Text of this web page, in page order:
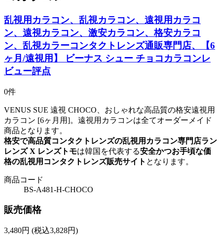
乱視用カラコン、乱視カラコン、遠視用カラコ
ン、遠視カラコン、激安カラコン、格安カラコ
ン、乱視カラーコンタクトレンズ通販専門店、【6
ヶ月/遠視用】 ビーナス シュー チョコカラコンレ
ビュー評点
0件
VENUS SUE 遠視 CHOCO、おしゃれな高品質の格安遠視用
カラコン [6ヶ月用]。遠視用カラコンは全てオーダーメイド
商品となります。
格安で高品質コンタクトレンズの乱視用カラコン専門店ラン
レンズ X レンズトモは韓国を代表する安全かつお手頃な価
格の乱視用コンタクトレンズ販売サイト となります。
商品コード
BS-A481-H-CHOCO
販売価格
3,480円 (税込3,828円)